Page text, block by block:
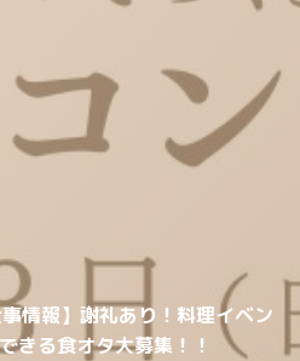
情報】謝礼あり！料理イベン
きる食オタ大募集！！